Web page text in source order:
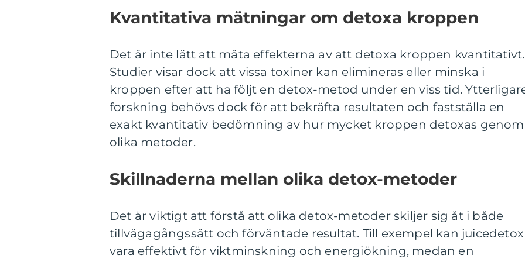
Kvantitativa mätningar om detoxa kroppen
Det är inte lätt att mäta effekterna av att detoxa kroppen kvantitativt.
Studier visar dock att vissa toxiner kan elimineras eller minska i
kroppen efter att ha följt en detox-metod under en viss tid.
forskning behövs dock för att bekräfta resultaten och fastställa en
exakt kvantitativ bedömning av hur mycket kroppen detoxas genom
olika metoder.
Skillnaderna mellan olika detox-metoder
Det är viktigt att förstå att olika detox-metoder skiljer sig åt i både
tillvägagångssätt och förväntade resultat. Till exempel kan juicedetox
vara effektivt för viktminskning och energiökning, medan en